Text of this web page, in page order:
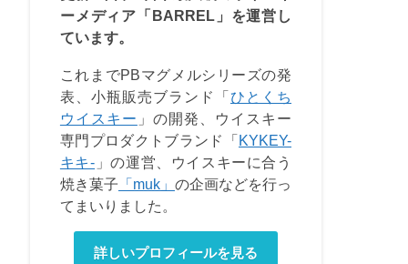
ーメディア「BARREL」を運営し
ています。
これまでPBマグメルシリーズの発
表、小瓶販売ブランド「ひとくち
ウイスキー 」の開発、ウイスキー
専門プロダクトブランド「KYKEY-
キキ- 」の運営、ウイスキーに合う
焼き菓子 「muk」 の企画などを行っ
てまいりました。
詳しいプロフィールを見る